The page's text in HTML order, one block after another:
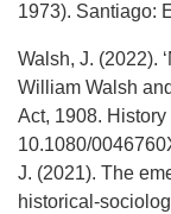
1973). Santiago:
Walsh, J. (2022).
William Walsh
Act, 1908.
10.1080/
J. (2021). The
historical-